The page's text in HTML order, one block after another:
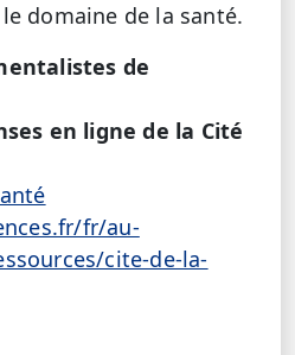
domaine de la santé.
de
en ligne de la Cité
fr/au-
cite-de-la-